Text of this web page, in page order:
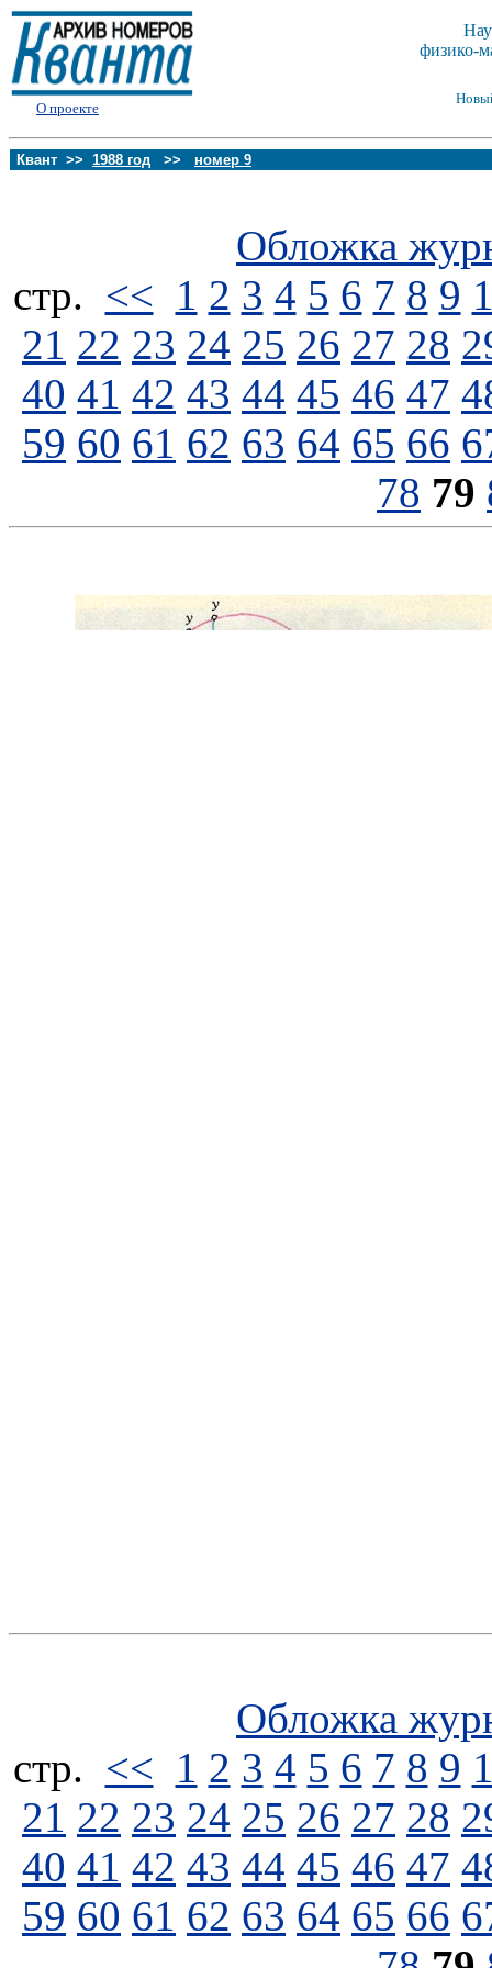
О проекте
физико-
Квант >> 1988 год >> номер 9
Обложка
стp. << 1 2 3 4 5 6 7 8 9
21 22 23 24 25 26 27 28
40 41 42 43 44 45 46 47
59 60 61 62 63 64 65 66
78 79
Обложка
стp. << 1 2 3 4 5 6 7 8 9
21 22 23 24 25 26 27 28
40 41 42 43 44 45 46 47
59 60 61 62 63 64 65 66